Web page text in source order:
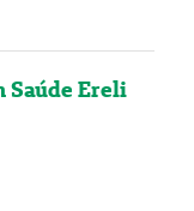
Saúde Ereli